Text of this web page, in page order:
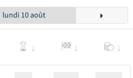
lundi 10 août